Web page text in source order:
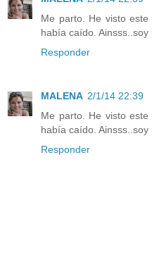
Me parto. He visto
había caído.
Responder
MALENA 2/1/14 22:39
Me parto. He visto
había caído.
Responder